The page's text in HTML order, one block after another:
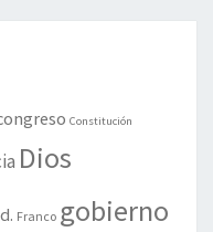
Constitución
Dios
Franco gobierno